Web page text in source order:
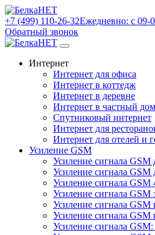
+7 (499) 110-26-32Ежедневно: с 09-
Обратный звонок
Интернет
Интернет для офиса
Интернет в коттедж
Интернет в деревне
Интернет в частный дом
Спутниковый интернет
Интернет для
Интернет для отелей и
Усиление GSM
Усиление сигнала GSM
Усиление сигнала GSM
Усиление сигнала GSM
Усиление сигнала GSM
Усиление сигнала GSM
Усиление сигнала GSM
Усиление сигнала